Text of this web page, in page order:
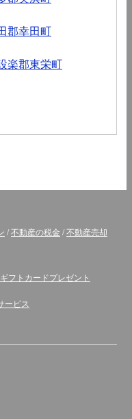
郡幸田町
楽郡東栄町
/不動産の税金 /不動産売却
フトカードプレゼント
ービス